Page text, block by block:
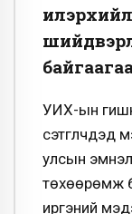
УИХ-ын
улсын
төхөөрөмж
иргэний